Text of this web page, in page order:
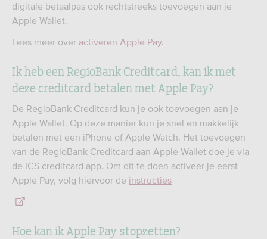
digitale betaalpas ook rechtstreeks toevoegen aan je
Apple Wallet.
Lees meer over activeren Apple Pay.
Ik heb een RegioBank Creditcard, kan ik met
deze creditcard betalen met Apple Pay?
De RegioBank Creditcard kun je ook toevoegen aan je
Apple Wallet. Op deze manier kun je snel en makkelijk
betalen met een iPhone of Apple Watch. Het toevoegen
van de RegioBank Creditcard aan Apple Wallet doe je via
de ICS creditcard app. Om dit te doen activeer je eerst
Apple Pay, volg hiervoor de instructies
Hoe kan ik Apple Pay stopzetten?